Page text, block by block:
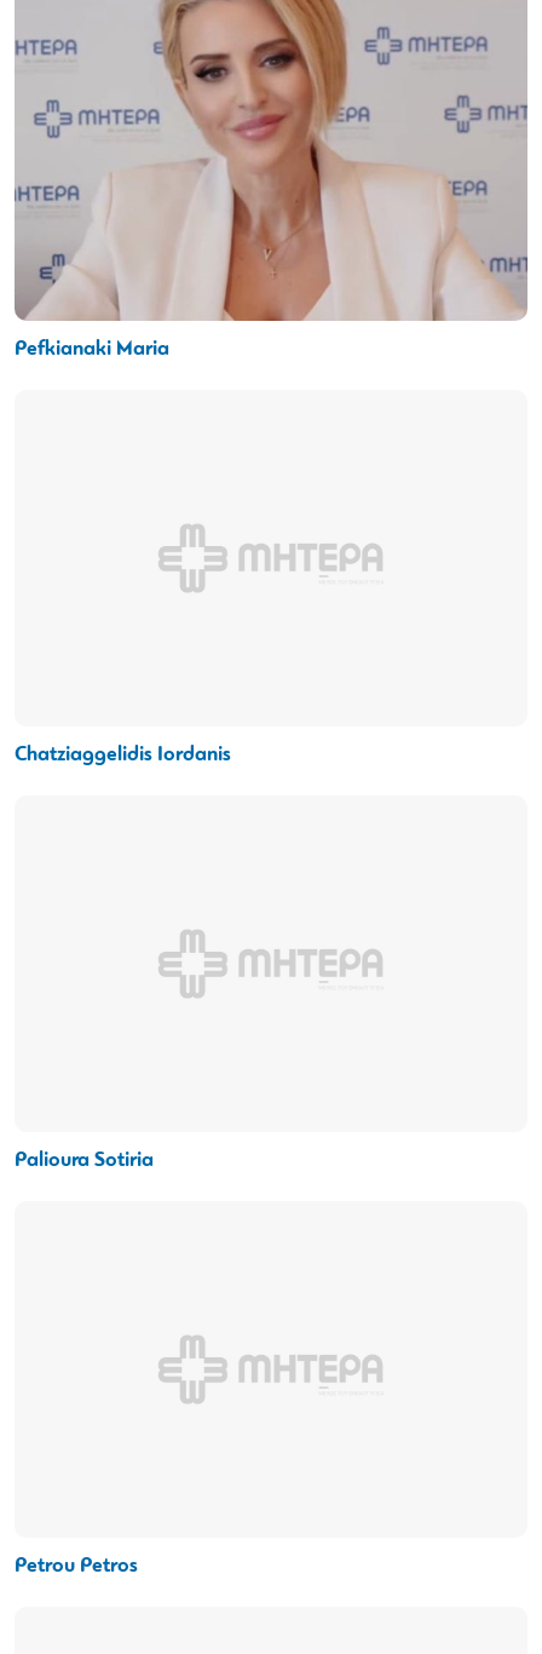
Pefkianaki Maria
Chatziaggelidis Iordanis
Palioura Sotiria
Petrou Petros